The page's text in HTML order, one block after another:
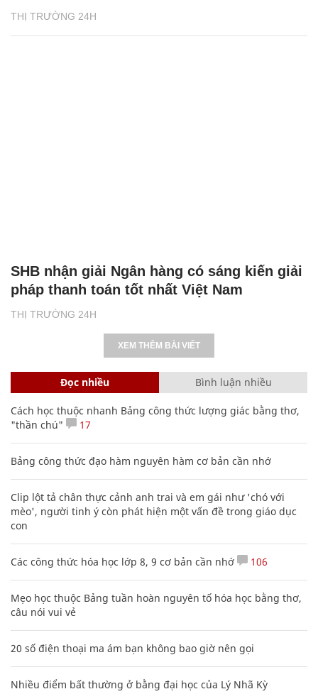
THỊ TRƯỜNG 24H
THỊ TRƯỜNG 24H
SHB nhận giải Ngân hàng có sáng kiến giải
pháp thanh toán tốt nhất Việt Nam
XEM THÊM BÀI VIẾT
Đọc nhiều Bình luận nhiều
Cách học thuộc nhanh Bảng công thức lượng giác bằng thơ,
"thần chú"
17
Bảng công thức đạo hàm nguyên hàm cơ bản cần nhớ
Clip lột tả chân thực cảnh anh trai và em gái như 'chó với
mèo', người tinh ý còn phát hiện một vấn đề trong giáo dục
con
Các công thức hóa học lớp 8, 9 cơ bản cần nhớ 106
Mẹo học thuộc Bảng tuần hoàn nguyên tố hóa học bằng thơ,
câu nói vui vẻ
20 số điện thoại ma ám bạn không bao giờ nên gọi
Nhiều điểm bất thường ở bằng đại học của Lý Nhã Kỳ